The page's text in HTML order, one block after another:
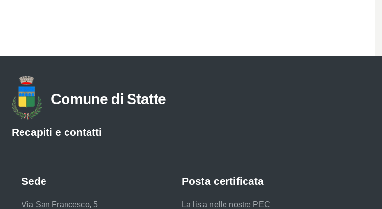
Comune di Statte
Recapiti e contatti
Sede
Via San Francesco, 5
Posta certificata
La lista nelle nostre PEC